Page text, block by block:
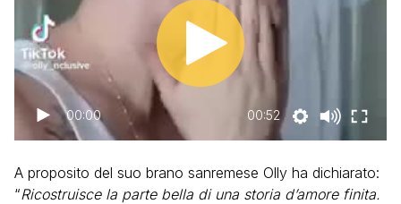
00:00 00:52
A proposito del suo brano sanremese Olly ha dichiarato:
“Ricostruisce la parte bella di una storia d’amore finita.